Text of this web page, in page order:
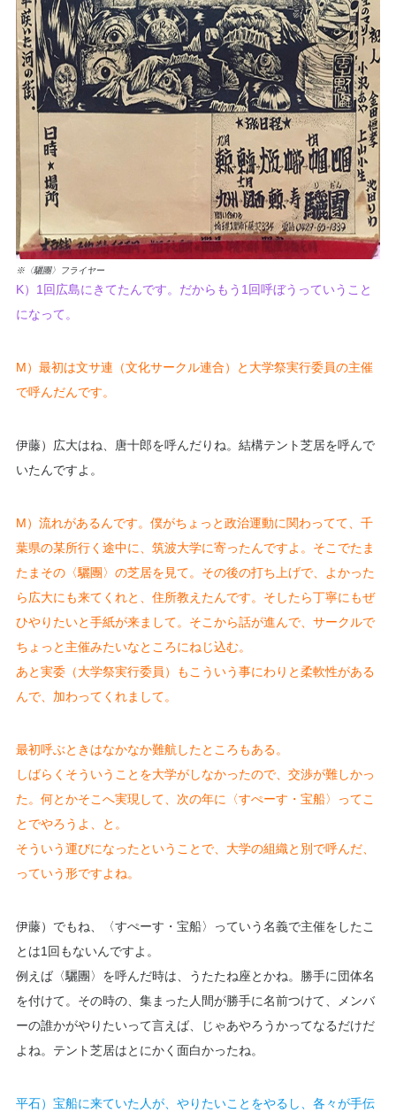
※〈驪團〉フライヤー
K）1回広島にきてたんです。だからもう1回呼ぼうっていうこと
になって。
M）最初は文サ連（文化サークル連合）と大学祭実行委員の主催
で呼んだんです。
伊藤）広大はね、唐十郎を呼んだりね。結構テント芝居を呼んで
いたんですよ。
M）流れがあるんです。僕がちょっと政治運動に関わってて、千
葉県の某所行く途中に、筑波大学に寄ったんですよ。そこでたま
たまその〈驪團〉の芝居を見て。その後の打ち上げで、よかった
ら広大にも来てくれと、住所教えたんです。そしたら丁寧にもぜ
ひやりたいと手紙が来まして。そこから話が進んで、サークルで
ちょっと主催みたいなところにねじ込む。
あと実委（大学祭実行委員）もこういう事にわりと柔軟性がある
んで、加わってくれまして。
最初呼ぶときはなかなか難航したところもある。
しばらくそういうことを大学がしなかったので、交渉が難しかっ
た。何とかそこへ実現して、次の年に〈すぺーす・宝船〉ってこ
とでやろうよ、と。
そういう運びになったということで、大学の組織と別で呼んだ、
っていう形ですよね。
伊藤）でもね、〈すぺーす・宝船〉っていう名義で主催をしたこ
とは1回もないんですよ。
例えば〈驪團〉を呼んだ時は、うたたね座とかね。勝手に団体名
を付けて。その時の、集まった人間が勝手に名前つけて、メンバ
ーの誰かがやりたいって言えば、じゃあやろうかってなるだけだ
よね。テント芝居はとにかく面白かったね。
平石）宝船に来ていた人が、やりたいことをやるし、各々が手伝